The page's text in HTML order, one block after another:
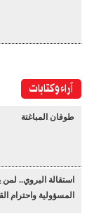
آراء وكتابات
طوفان المباغتة
استقالة البروي.. لمن
المسؤولية واحترام